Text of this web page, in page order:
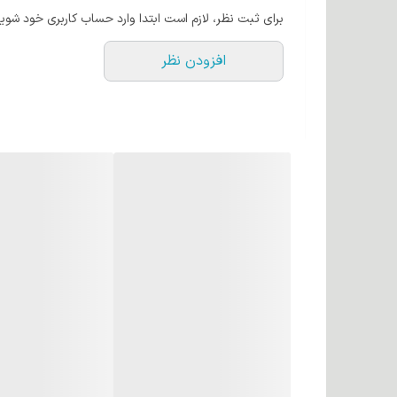
برای ثبت نظر، لازم است ابتدا وارد حساب کاربری خود
افزودن نظر